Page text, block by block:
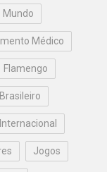
Mundo
Médico
Flamengo
Jogos